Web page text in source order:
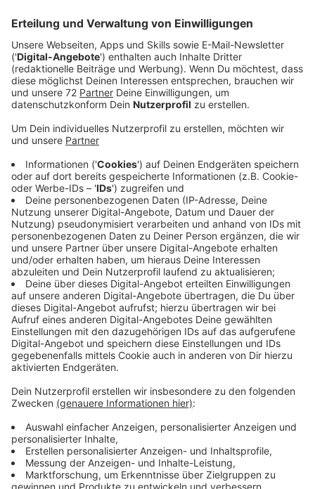
Anzeige
14jähriger Junge aus Mettingen stirbt an
Krebs
Moritz Steinkamp aus Mettingen ist tot.
Vater Rene Steinkamp hat uns die traurige Nachricht
überbracht und gesagt, dass sein Sohn eingeschlafen
ist. Friedlich.
Am Mittwoch dem 14. August findet seine Beisetzung
in Mettingen statt.
Anzeige
Anzeige